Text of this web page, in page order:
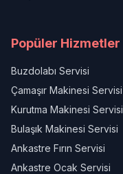
Popüler Hizmetler
Buzdolabı Servisi
Çamaşır Makinesi Servisi
Kurutma Makinesi Servisi
Bulaşık Makinesi Servisi
Ankastre Fırın Servisi
Ankastre Ocak Servisi